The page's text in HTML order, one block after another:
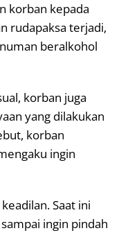
korban kepada
rudapaksa terjadi,
beralkohol
korban juga
yang dilakukan
korban
ingin
Saat ini
ingin pindah